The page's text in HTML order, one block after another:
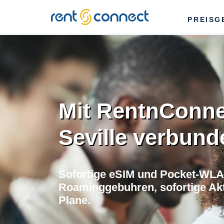
RENT'N
CONNECT
Mit
Seville
Sofortige eSIM und Pocket-
Roaminggebuhren, sofortige
Plane.